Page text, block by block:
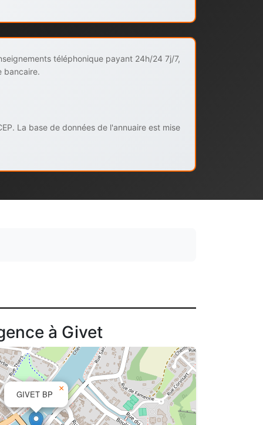
téléphonique payant 24h/24 7j/7,
bancaire.
La base de données de l'annuaire est mise
à Givet
GIVET BP
×